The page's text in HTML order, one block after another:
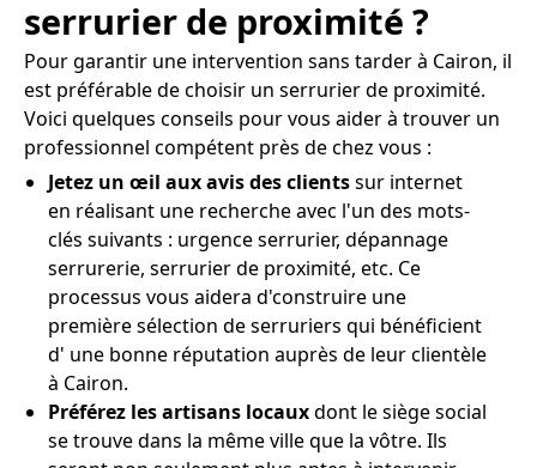
serrurier de proximité ?
Pour garantir une intervention sans tarder à Cairon, il
est préférable de choisir un serrurier de proximité.
Voici quelques conseils pour vous aider à trouver un
professionnel compétent près de chez vous :
Jetez un œil aux avis des clientssur internet
en réalisant une recherche avec l'un des mots-
clés suivants : urgence serrurier, dépannage
serrurerie, serrurier de proximité, etc. Ce
processus vous aidera d'construire une
première sélection de serruriers qui bénéficient
d' une bonne réputation auprès de leur clientèle
à Cairon.
Préférez les artisans locauxdont le siège social
se trouve dans la même ville que la vôtre. Ils